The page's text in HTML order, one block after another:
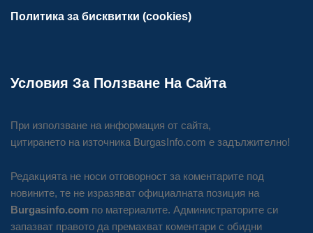
Политика за бисквитки (cookies)
Условия За Ползване На Сайта
При използване на информация от сайта,
цитирането на източника BurgasInfo.com е задължително!
Редакцията не носи отговорност за коментарите под
новините, те не изразяват официалната позиция на
Burgasinfo.com по материалите. Администраторите си
запазват правото да премахват коментари с обидни